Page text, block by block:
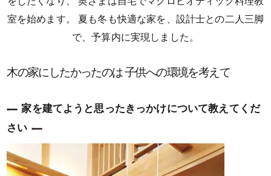
室を始めます。
夏も冬も快適な家を、設計士との二人三脚
で、予算内に実現しました。
木の家にしたかったのは 子供への環境を考えて
家を建てようと思ったきっかけについて教えてくだ
さい